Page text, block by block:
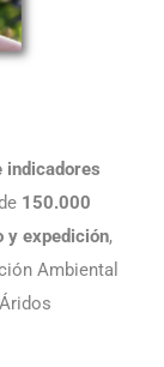
indicadores
150.000
y expedición,
Ambiental